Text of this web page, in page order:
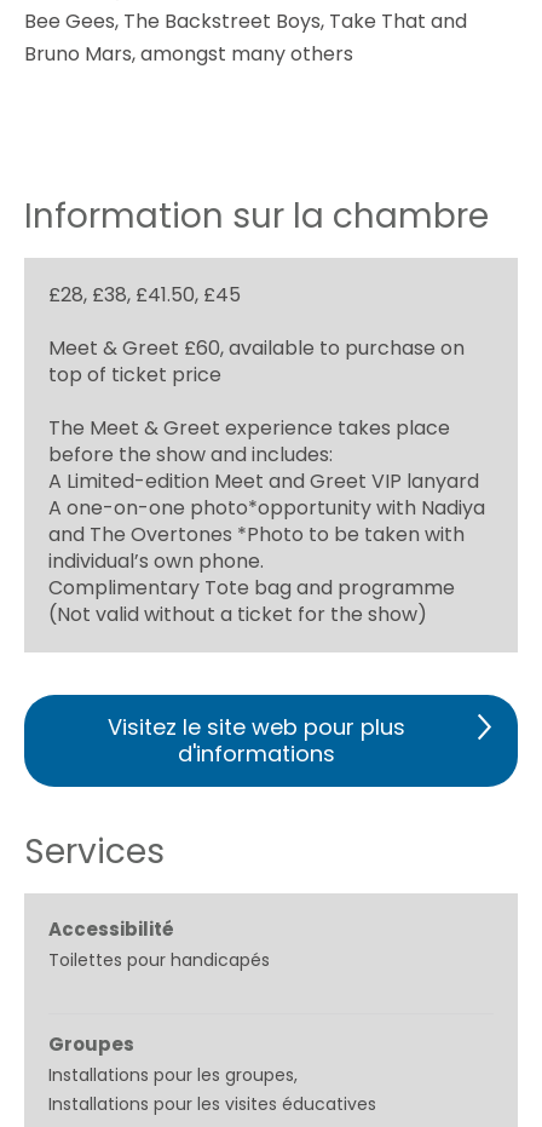
Bee Gees, The Backstreet Boys, Take That and
Bruno Mars, amongst many others
Information sur la chambre
£28, £38, £41.50, £45
Meet & Greet £60, available to purchase on
top of ticket price
The Meet & Greet experience takes place
before the show and includes:
A Limited-edition Meet and Greet VIP lanyard
A one-on-one photo*opportunity with Nadiya
and The Overtones *Photo to be taken with
individual’s own phone.
Complimentary Tote bag and programme
(Not valid without a ticket for the show)
Visitez le site web pour plus
d'informations
Services
Accessibilité
Toilettes pour handicapés
Groupes
Installations pour les groupes
Installations pour les visites éducatives